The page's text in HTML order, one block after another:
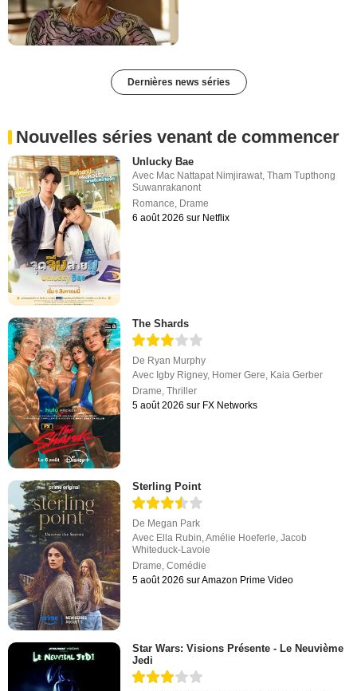
Dernières news séries
Nouvelles séries venant de commencer
Unlucky Bae
Avec Mac Nattapat Nimjirawat,Tham Tupthong
Suwanrakanont
Romance, Drame
6 août 2026 sur Netflix
The Shards
De Ryan Murphy
Avec Igby Rigney, Homer Gere, Kaia Gerber
Drame,Thriller
5 août 2026 sur FX Networks
Sterling Point
De Megan Park
Avec Ella Rubin ,Amélie Hoeferle ,Jacob
Whiteduck-Lavoie
Drame ,Comédie
5 août 2026 sur Amazon Prime Video
Star Wars: Visions Présente - Le Neuvième
Jedi